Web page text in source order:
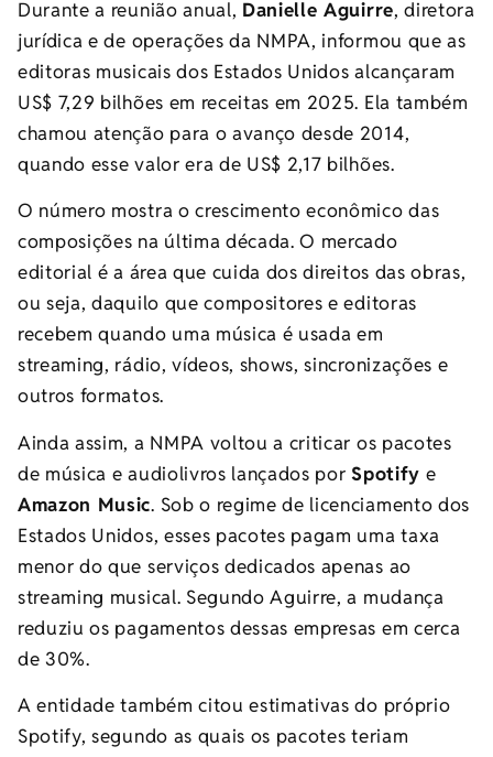
Durante a reunião anual, Danielle Aguirre, diretora
jurídica e de operações da NMPA, informou que as
editoras musicais dos Estados Unidos alcançaram
US$ 7,29 bilhões em receitas em 2025. Ela também
chamou atenção para o avanço desde 2014,
quando esse valor era de US$ 2,17 bilhões.
O número mostra o crescimento econômico das
composições na última década. O mercado
editorial é a área que cuida dos direitos das obras,
ou seja, daquilo que compositores e editoras
recebem quando uma música é usada em
streaming, rádio, vídeos, shows, sincronizações e
outros formatos.
Ainda assim, a NMPA voltou a criticar os pacotes
de música e audiolivros lançados porSpotify e
Amazon Music. Sob o regime de licenciamento dos
Estados Unidos, esses pacotes pagam uma taxa
menor do que serviços dedicados apenas ao
streaming musical. Segundo Aguirre, a mudança
reduziu os pagamentos dessas empresas em cerca
de 30%.
A entidade também citou estimativas do próprio
Spotify, segundo as quais os pacotes teriam